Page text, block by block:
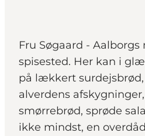
Fru Søgaard - Aalborgs
spisested. Her kan i
på lækkert
alverdens
smørrebrød, sprøde
ikke mindst, en